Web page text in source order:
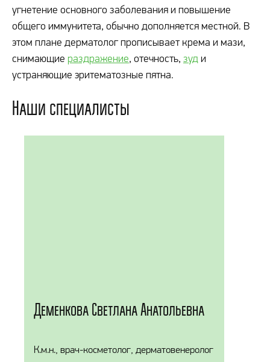
угнетение основного заболевания и повышение
общего иммунитета, обычно дополняется местной. В
этом плане дерматолог прописывает крема и мази,
снимающие раздражение, отечность, зуд и
устраняющие эритематозные пятна.
Наши специалисты
Деменкова Светлана Анатольевна
К.м.н., врач-косметолог, дерматовенеролог